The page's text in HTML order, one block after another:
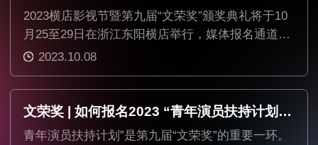
2023横店影视节暨第九届“文荣奖”颁奖典礼将于10
月25至29日在浙江东阳横店举行，媒体报名通道在
今日（9月22日）正式开启，现向广大媒体机构和
2023.10.08
文荣奖 | 如何报名2023 “青年演员扶持计划”？
青年演员扶持计划”是第九届“文荣奖”的重要一环。